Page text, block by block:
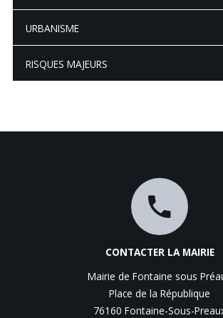
URBANISME
RISQUES MAJEURS
CONTACTER LA MAIRIE
Mairie de Fontaine sous
Place de la République
76160 Fontaine-Sous-